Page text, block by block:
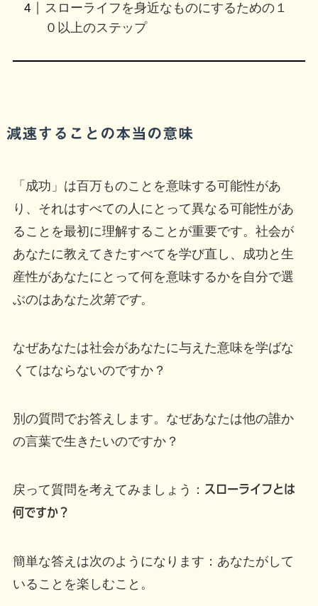
スローライフを身近なものにするための１
０以上のステップ
減速することの本当の意味
「成功」は百万ものことを意味する可能性があ
り、それはすべての人にとって異なる可能性があ
ることを最初に理解することが重要です。社会が
あなたに教えてきたすべてを学び直し、成功と生
産性があなたにとって何を意味するかを自分で選
ぶのはあなた 次第です。
なぜあなたは社会があなたに与えた意味を学ばな
くてはならないのですか？
別の質問でお答えします。なぜあなたは他の誰か
の言葉で生きたいのですか？
戻って質問を考えてみましょう： スローライフとは
何ですか？
簡単な答えは次のようになります：あなたがして
いることを楽しむこと。